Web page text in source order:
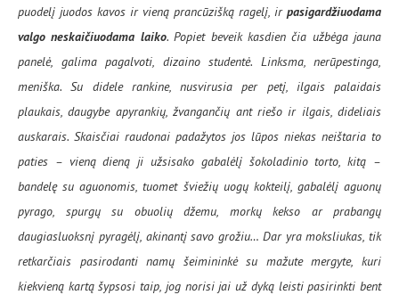
puodelį juodos kavos ir vieną prancūzišką ragelį, ir pasigardžiuodama
valgo neskaičiuodama laiko. Popiet beveik kasdien čia užbėga jauna
panelė, galima pagalvoti, dizaino studentė. Linksma, nerūpestinga,
meniška. Su didele rankine, nusvirusia per petį, ilgais palaidais
plaukais, daugybe apyrankių, žvangančių ant riešo ir ilgais, dideliais
auskarais. Skaisčiai raudonai padažytos jos lūpos niekas neištaria to
paties – vieną dieną ji užsisako gabalėlį šokoladinio torto, kitą –
bandelę su aguonomis, tuomet šviežių uogų kokteilį, gabalėlį aguonų
pyrago, spurgų su obuolių džemu, morkų kekso ar prabangų
daugiasluoksnį pyragėlį, akinantį savo grožiu… Dar yra moksliukas, tik
retkarčiais pasirodanti namų šeimininkė su mažute mergyte, kuri
kiekvieną kartą šypsosi taip, jog norisi jai už dyką leisti pasirinkti bent